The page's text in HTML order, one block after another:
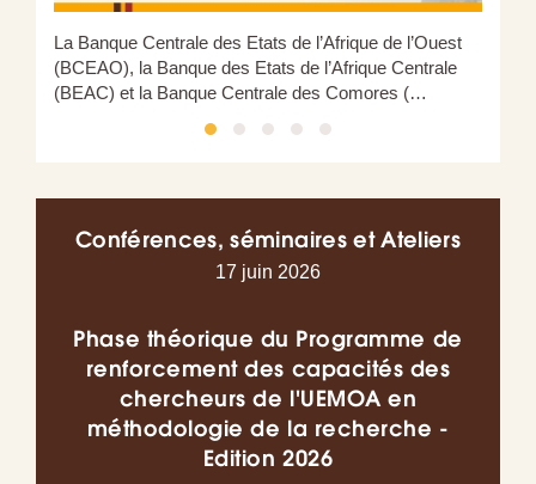
La Banque Centrale des Etats de l’Afrique de l’Ouest
(BCEAO), la Banque des Etats de l’Afrique Centrale
(BEAC) et la Banque Centrale des Comores (…
Conférences, séminaires et Ateliers
17 juin 2026
Phase théorique du Programme de
renforcement des capacités des
chercheurs de l'UEMOA en
méthodologie de la recherche -
Edition 2026